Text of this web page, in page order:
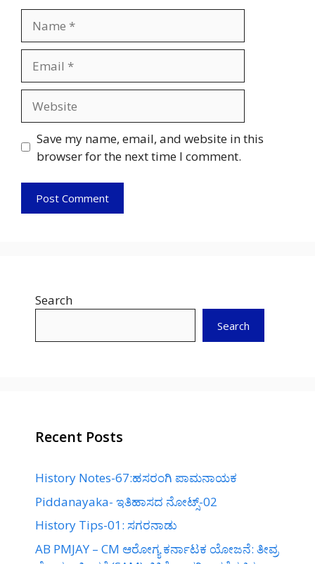
Save my name, email, and website in this
browser for the next time I comment.
Search
Search
Recent Posts
History Notes-67:ಹಸರಂಗಿ ಪಾಮನಾಯಕ
Piddanayaka- ಇತಿಹಾಸದ ನೋಟ್ಸ್-02
History Tips-01: ಸಗರನಾಡು
AB PMJAY – CM ಆರೋಗ್ಯ ಕರ್ನಾಟಕ ಯೋಜನೆ: ತೀವ್ರ